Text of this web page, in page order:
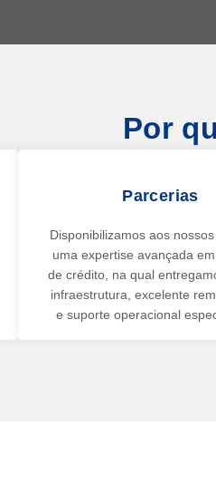
Por
Parcerias
Disponibilizamos aos
uma expertise avançada
de crédito, na qual
infraestrutura, excelente
e suporte operacional